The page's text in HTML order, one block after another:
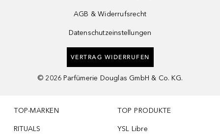
AGB & Widerrufsrecht
Datenschutzeinstellungen
VERTRAG WIDERRUFEN
© 2026 Parfümerie Douglas GmbH & Co. KG.
TOP-MARKEN
RITUALS
TOP PRODUKTE
YSL Libre